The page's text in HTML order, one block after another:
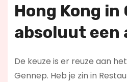
Hong Kong in
absoluut een
De keuze is er reuze aan
Gennep. Heb je zin in